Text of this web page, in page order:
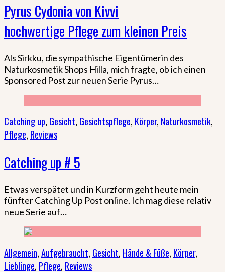
Pyrus Cydonia von Kivvi
hochwertige Pflege zum kleinen Preis
Als Sirkku, die sympathische Eigentümerin des
Naturkosmetik Shops Hilla, mich fragte, ob ich einen
Sponsored Post zur neuen Serie Pyrus…
Catching up, Gesicht, Gesichtspflege, Körper, Naturkosmetik,
Pflege, Reviews
Catching up # 5
Etwas verspätet und in Kurzform geht heute mein
fünfter Catching Up Post online. Ich mag diese relativ
neue Serie auf…
Allgemein,Aufgebraucht, Gesicht, Hände & Füße, Körper,
Lieblinge, Pflege, Reviews